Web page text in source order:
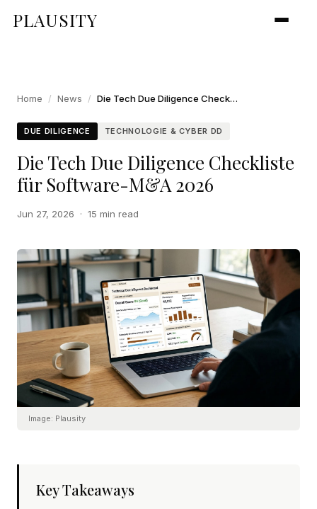
PLAUSITY
Home / News / Die Tech Due Diligence Checkliste für Software-M&A 2026
DUE DILIGENCE TECHNOLOGIE & CYBER DD
Die Tech Due Diligence Checkliste
für Software-M&A 2026
Jun 27, 2026 · 15 min read
Image: Plausity
Key Takeaways